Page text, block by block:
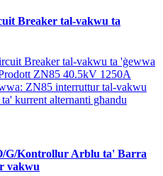
Breaker tal-vakwu ta
ZN85 40.5kV 1250A
ZN85 interruttur tal-vakwu
kurrent alternanti għandu
G/Kontrollur Arblu ta' Barra
vakwu